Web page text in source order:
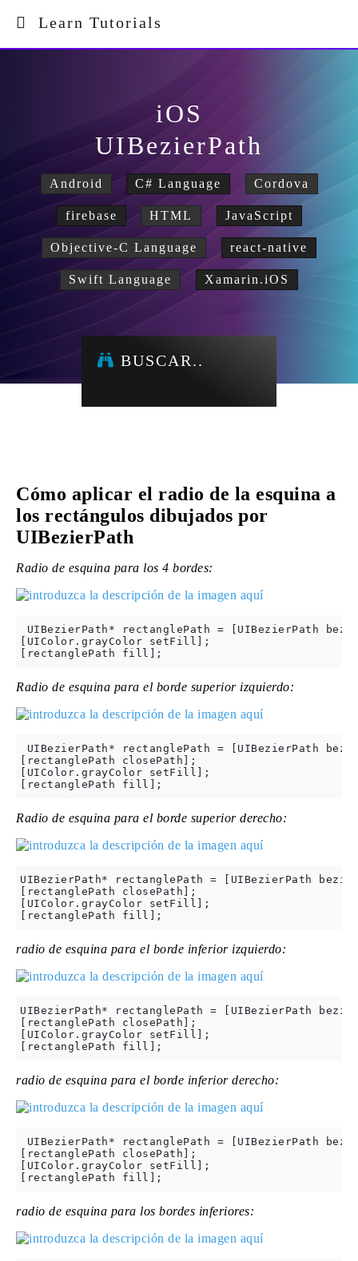
Learn Tutorials
iOS
UIBezierPath
Android C# Language Cordova
firebase HTML JavaScript
Objective-C Language react-native
Swift Language Xamarin.iOS
BUSCAR..
Cómo aplicar el radio de la esquina a
los rectángulos dibujados por
UIBezierPath
Radio de esquina para los 4 bordes:
UIBezierPath* rectanglePath = [UIBezierPath
[UIColor.grayColor setFill];
Radio de esquina para el borde superior izquierdo:
UIBezierPath* rectanglePath = [UIBezierPath
[rectanglePath closePath];
[UIColor.grayColor setFill];
Radio de esquina para el borde superior derecho:
UIBezierPath* rectanglePath = [UIBezierPath
[rectanglePath closePath];
[UIColor.grayColor setFill];
radio de esquina para el borde inferior izquierdo:
UIBezierPath* rectanglePath = [UIBezierPath
[rectanglePath closePath];
[UIColor.grayColor setFill];
radio de esquina para el borde inferior derecho:
UIBezierPath* rectanglePath = [UIBezierPath
[rectanglePath closePath];
[UIColor.grayColor setFill];
radio de esquina para los bordes inferiores: